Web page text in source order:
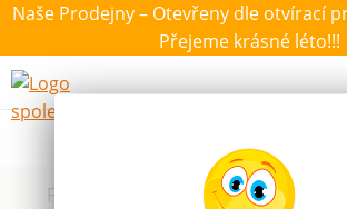
Naše Prodejny – Otevřeny dle otvírací
Přejeme krásné léto!!!
Filtrovat dle dostupnosti, ceny,